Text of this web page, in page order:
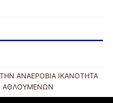
ΑΝΑΕΡΟΒΙΑ ΙΚΑΝΟΤΗΤΑ
ΑΘΛΟΥΜΕΝΩΝ